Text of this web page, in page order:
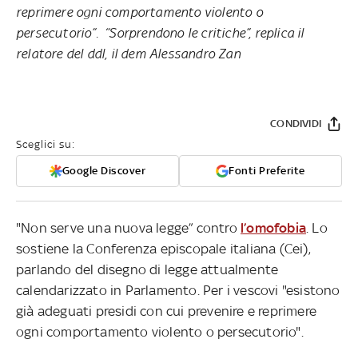
reprimere ogni comportamento violento o
persecutorio”. “Sorprendono le critiche”, replica il
relatore del ddl, il dem Alessandro Zan
Sceglici su:
Google Discover Fonti Preferite
CONDIVIDI
"Non serve una nuova legge” contro l’omofobia . Lo
sostiene la Conferenza episcopale italiana (Cei),
parlando del disegno di legge attualmente
calendarizzato in Parlamento. Per i vescovi "esistono
già adeguati presidi con cui prevenire e reprimere
ogni comportamento violento o persecutorio".